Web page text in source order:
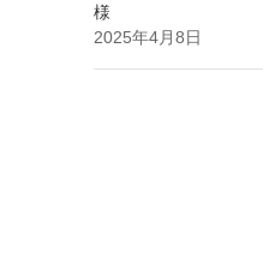
様
2025年4月8日